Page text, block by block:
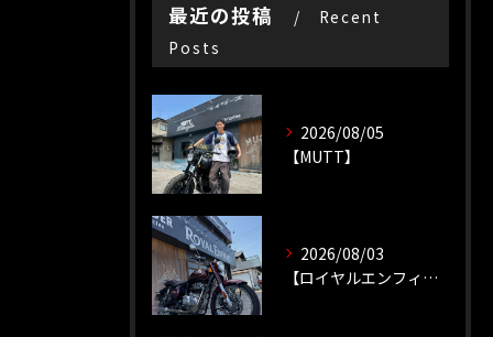
最近の投稿
Recent
Posts
2026/08/05
【MUTT】
2026/08/03
【ロイヤルエンフィールド】【ソロツーリング】